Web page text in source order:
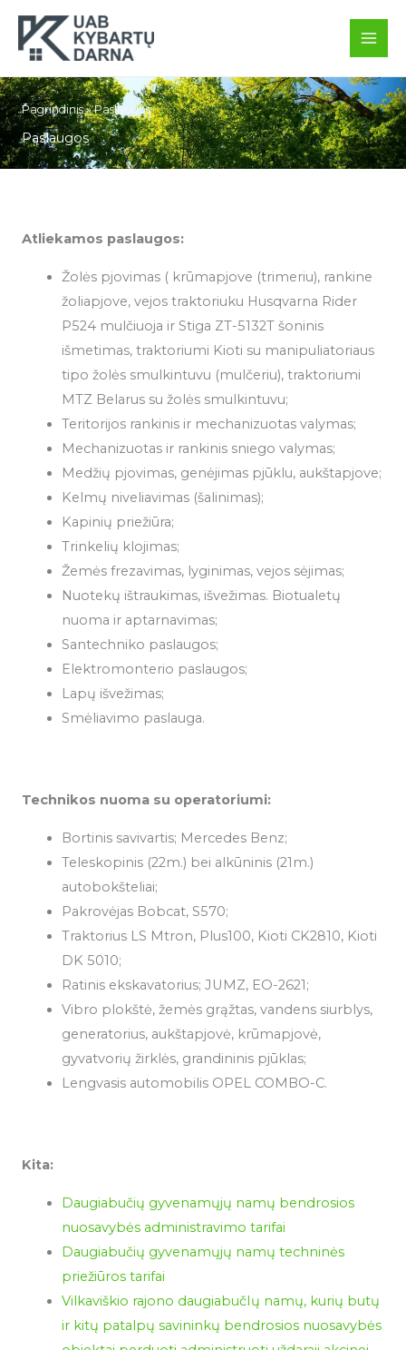
prie
turinio
Pagrindinis»Paslaugos
Paslaugos
Atliekamos paslaugos:
Žolės pjovimas ( krūmapjove (trimeriu), rankine
žoliapjove, vejos traktoriuku Husqvarna Rider
P524 mulčiuoja ir Stiga ZT-5132T šoninis
išmetimas, traktoriumi Kioti su manipuliatoriaus
tipo žolės smulkintuvu (mulčeriu), traktoriumi
MTZ Belarus su žolės smulkintuvu;
Teritorijos rankinis ir mechanizuotas valymas;
Mechanizuotas ir rankinis sniego valymas;
Medžių pjovimas, genėjimas pjūklu, aukštapjove;
Kelmų niveliavimas (šalinimas);
Kapinių priežiūra;
Trinkelių klojimas;
Žemės frezavimas, lyginimas, vejos sėjimas;
Nuotekų ištraukimas, išvežimas. Biotualetų
nuoma ir aptarnavimas;
Santechniko paslaugos;
Elektromonterio paslaugos;
Lapų išvežimas;
Smėliavimo paslauga.
Technikos nuoma su operatoriumi:
Bortinis savivartis; Mercedes Benz;
Teleskopinis (22m.) bei alkūninis (21m.)
autobokšteliai;
Pakrovėjas Bobcat, S570;
Traktorius LS Mtron, Plus100, Kioti CK2810, Kioti
DK 5010;
Ratinis ekskavatorius; JUMZ, EO-2621;
Vibro plokštė, žemės grąžtas, vandens siurblys,
generatorius, aukštapjovė, krūmapjovė,
gyvatvorių žirklės, grandininis pjūklas;
Lengvasis automobilis OPEL COMBO-C.
Kita:
Daugiabučių gyvenamųjų namų bendrosios
nuosavybės administravimo tarifai
Daugiabučių gyvenamųjų namų techninės
priežiūros tarifai
Vilkaviškio rajono daugiabučIų namų, kurių butų
ir kitų patalpų savininkų bendrosios nuosavybės